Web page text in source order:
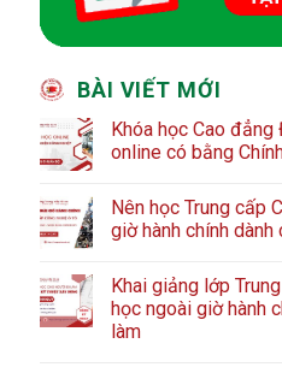
BÀI VIẾT MỚI
Khóa học Cao
online có bằng
Nên học Trung cấp
giờ hành chính
Khai giảng lớp
học ngoài giờ hành
làm